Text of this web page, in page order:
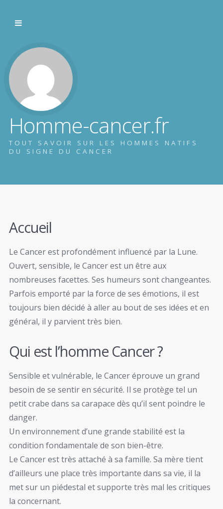
Homme-cancer.fr
TOUT SAVOIR SUR LES HOMMES NATIFS
DU SIGNE DU CANCER
Accueil
Le Cancer est profondément influencé par la Lune.
Ouvert, sensible, le Cancer est un être aux
nombreuses facettes. Ses humeurs sont changeantes.
Parfois emporté par la force de ses émotions, il est
toujours bien décidé à aller au bout de ses idées et en
général, il y parvient très bien.
Qui est l’homme Cancer ?
Sensible et vulnérable, le Cancer éprouve un grand
besoin de se sentir en sécurité. Il se protège tel un
petit crabe dans sa carapace dès qu’il sent poindre le
danger.
Un environnement d’une grande stabilité est la
condition fondamentale de son bien-être.
Le Cancer est très attaché à sa famille. Sa mère tient
d’ailleurs une place très importante dans sa vie, il la
met sur un piédestal et supporte très mal les critiques
la concernant.